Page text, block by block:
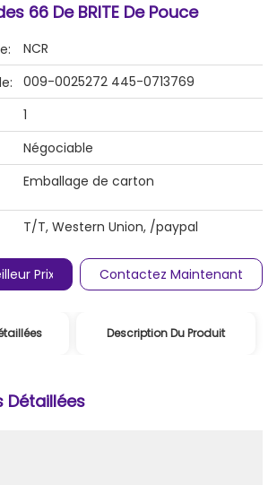
66 De BRITE De Pouce
NCR
009-0025272 445-0713769
1
Négociable
Emballage de carton
T/T, Western Union, /paypal
Prix Contactez Maintenant
Description Du Produit
Détaillées